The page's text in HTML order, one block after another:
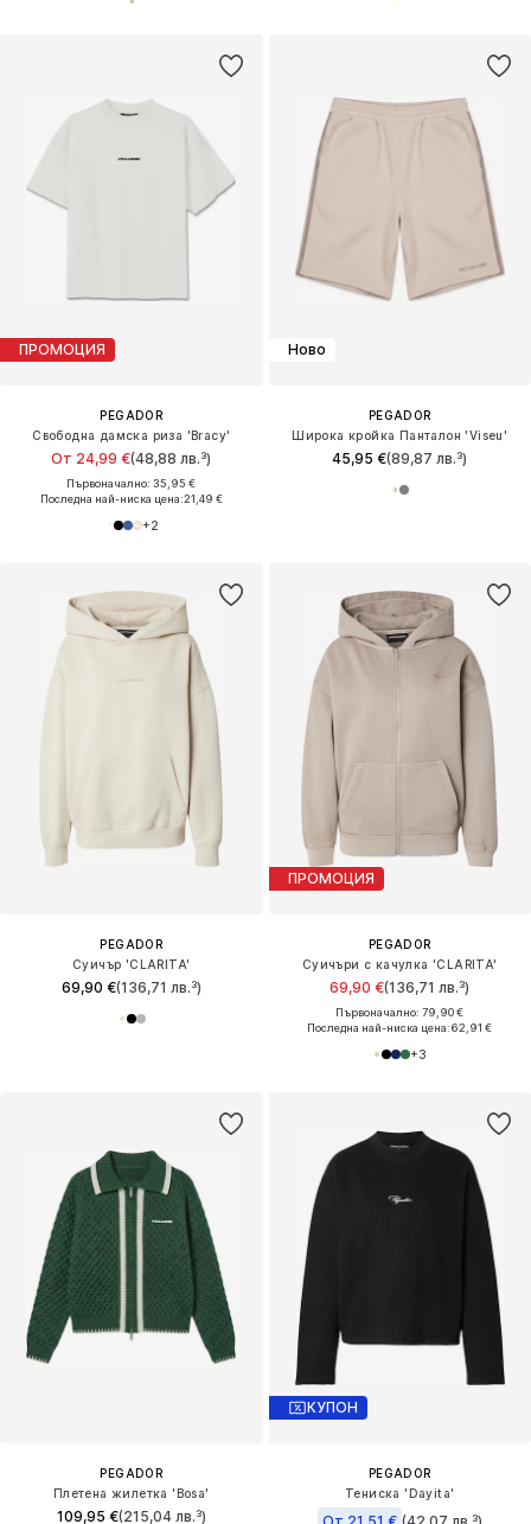
ПРОМОЦИЯ
PEGADOR
Свободна дамска риза 'Bracy'
От 24,99 €(48,88 лв.³)
Първоначално: 35,95 €
Последна най-ниска цена:21,49 €
+2
Ново
PEGADOR
Широка кройка Панталон 'Viseu'
45,95 €(89,87 лв.³)
PEGADOR
Суичър 'CLARITA'
69,90 €(136,71 лв.³)
ПРОМОЦИЯ
PEGADOR
Суичъри с качулка 'CLARITA'
69,90 €(136,71 лв.³)
Първоначално: 79,90 €
Последна най-ниска цена:62,91 €
+3
PEGADOR
Плетена жилетка 'Bosa'
109,95 €(215,04 лв.³)
КУПОН
PEGADOR
Тениска 'Dayita'